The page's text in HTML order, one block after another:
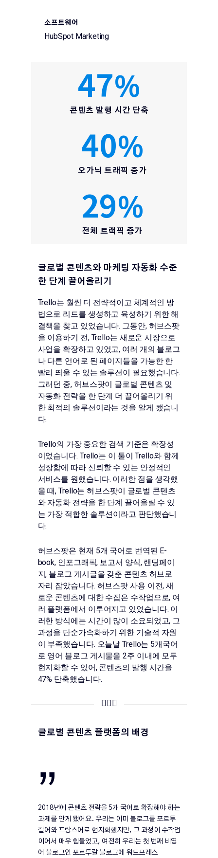
소프트웨어
HubSpot Marketing
47%
콘텐츠 발행 시간 단축
40%
오가닉 트래픽 증가
29%
전체 트랙픽 증가
글로벌 콘텐츠와 마케팅 자동화 수준
한 단계 끌어올리기
Trello는 훨씬 더 전략적이고 체계적인 방
법으로 리드를 생성하고 육성하기 위한 해
결책을 찾고 있었습니다. 그동안, 허브스팟
을 이용하기 전, Trello는 새로운 시장으로
사업을 확장하고 있었고, 여러 개의 블로그
나 다른 언어로 된 페이지들을 가능한 한
빨리 띄울 수 있는 솔루션이 필요했습니다.
그러던 중, 허브스팟이 글로벌 콘텐츠 및
자동화 전략을 한 단계 더 끌어올리기 위
한 최적의 솔루션이라는 것을 알게 됐습니
다.
Trello의 가장 중요한 검색 기준은 확장성
이었습니다. Trello는 이 툴이 Trello와 함께
성장함에 따라 신뢰할 수 있는 안정적인
서비스를 원했습니다. 이러한 점을 생각했
을 때, Trello는 허브스팟이 글로벌 콘텐츠
와 자동화 전략을 한 단계 끌어올릴 수 있
는 가장 적합한 솔루션이라고 판단했습니
다.
허브스팟은 현재 5개 국어로 번역된 E-
book, 인포그래픽, 보고서 양식, 랜딩페이
지, 블로그 게시글을 갖춘 콘텐츠 허브로
자리 잡았습니다. 허브스팟 사용 이전, 새
로운 콘텐츠에 대한 수집은 수작업으로, 여
러 플랫폼에서 이루어지고 있었습니다. 이
러한 방식에는 시간이 많이 소요되었고, 그
과정을 단순가속화하기 위한 기술적 자원
이 부족했습니다. 오늘날 Trello는 5개국어
로 영어 블로그 게시물을 2주 이내에 모두
현지화할 수 있어, 콘텐츠의 발행 시간을
47% 단축했습니다.
🕵🏻‍♂️
글로벌 콘텐츠 플랫폼의 배경
”
2018년에 콘텐츠 전략을 5개 국어로 확장해야 하는
과제를 안게 됐어요. 우리는 이미 블로그를 포르투
갈어와 프랑스어로 현지화했지만, 그 과정이 수작업
이어서 매우 힘들었고, 여전히 우리는 첫 번째 비영
어 블로그인 포르투갈 블로그에 워드프레스